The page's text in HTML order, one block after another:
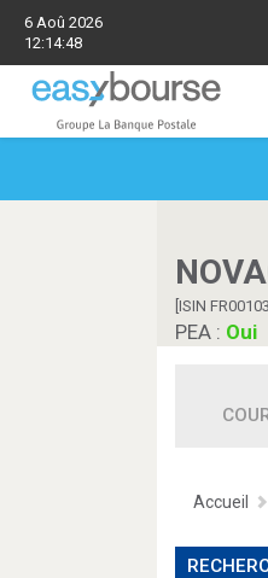
6 Aoû 2026
12:14:48
[ISIN
PEA : Oui
Accueil